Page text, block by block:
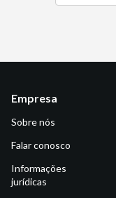
Empresa
Sobre nós
Falar conosco
Informações
jurídicas